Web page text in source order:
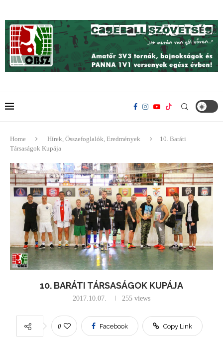
Home Hírek, Összefoglalók, Eredmények
10. Baráti
Társaságok Kupája
10. BARÁTI TÁRSASÁGOK KUPÁJA
2017.10.07. 255 views
0 Facebook Copy Link